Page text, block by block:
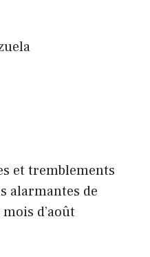
et tremblements
alarmantes de
d’août